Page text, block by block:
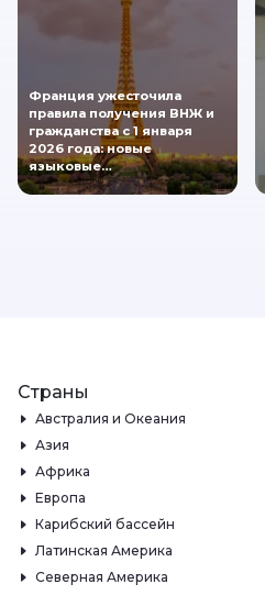
Франция ужесточила
правила получения ВНЖ и
гражданства с 1 января
2026 года: новые
языковые…
Страны
Австралия и Океания
Азия
Африка
Европа
Карибский бассейн
Латинская Америка
Северная Америка